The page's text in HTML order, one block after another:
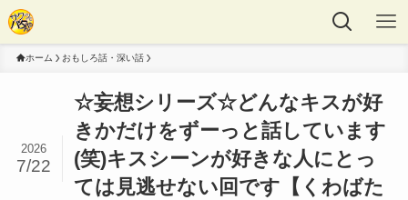
ホーム おもしろ話・深い話
☆妄想シリーズ☆どんなキスが好
きかだけをずーっと話しています
(笑)キスシーンが好きな人にとっ
ては見逃せない回です【くわばた
2026
7/22